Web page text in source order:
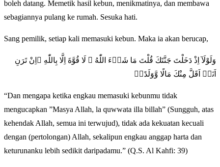
boleh datang. Memetik hasil kebun, menikmatinya, dan membawa
sebagiannya pulang ke rumah. Sesuka hati.
Sang pemilik, setiap kali memasuki kebun. Maka ia akan berucap,
وَلَوْلَآ اِذْ دَخَلْتَ جَنَّتَكَ قُلْتَ مَا شَاۤءَ اللّٰهُ ۙ لَا قُوَّةَ اِلَّا بِاللّٰهِ ۚاِنْ تَرَنِ
اَنَا۠ اَقَلَّ مِنْكَ مَالًا وَّوَلَدًاۚ
“Dan mengapa ketika engkau memasuki kebunmu tidak
mengucapkan ”Masya Allah, la quwwata illa billah” (Sungguh, atas
kehendak Allah, semua ini terwujud), tidak ada kekuatan kecuali
dengan (pertolongan) Allah, sekalipun engkau anggap harta dan
keturunanku lebih sedikit daripadamu.” (Q.S. Al Kahfi: 39)